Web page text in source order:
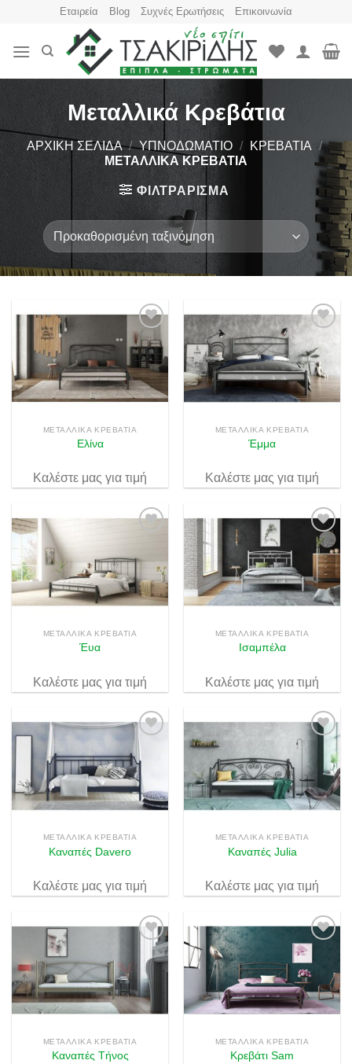
content
Εταιρεία Blog Συχνές Ερωτήσεις Επικοινωνία
Μεταλλικά Κρεβάτια
ΑΡΧΙΚΉ ΣΕΛΊΔΑ / ΥΠΝΟΔΩΜΆΤΙΟ / ΚΡΕΒΆΤΙΑ /
ΜΕΤΑΛΛΙΚΆ ΚΡΕΒΆΤΙΑ
ΦΙΛΤΡΆΡΙΣΜΑ
Πρόσθήκη
στην λίστα
επιθυμιών
ΜΕΤΑΛΛΙΚΆ ΚΡΕΒΆΤΙΑ
Ελίνα
Καλέστε μας για τιμή
Πρόσθήκη
στην λίστα
επιθυμιών
ΜΕΤΑΛΛΙΚΆ ΚΡΕΒΆΤΙΑ
Έμμα
Καλέστε μας για τιμή
Πρόσθήκη
στην λίστα
επιθυμιών
ΜΕΤΑΛΛΙΚΆ ΚΡΕΒΆΤΙΑ
Έυα
Καλέστε μας για τιμή
Πρόσθήκη
στην λίστα
επιθυμιών
ΜΕΤΑΛΛΙΚΆ ΚΡΕΒΆΤΙΑ
Ισαμπέλα
Καλέστε μας για τιμή
Πρόσθήκη
στην λίστα
επιθυμιών
ΜΕΤΑΛΛΙΚΆ ΚΡΕΒΆΤΙΑ
Καναπές Davero
Καλέστε μας για τιμή
Πρόσθήκη
στην λίστα
επιθυμιών
ΜΕΤΑΛΛΙΚΆ ΚΡΕΒΆΤΙΑ
Καναπές Julia
Καλέστε μας για τιμή
Πρόσθήκη
στην λίστα
επιθυμιών
ΜΕΤΑΛΛΙΚΆ ΚΡΕΒΆΤΙΑ
Καναπές Τήνος
Πρόσθήκη
στην λίστα
επιθυμιών
ΜΕΤΑΛΛΙΚΆ ΚΡΕΒΆΤΙΑ
Κρεβάτι Sam